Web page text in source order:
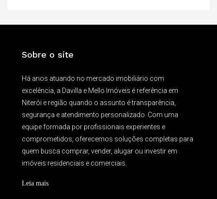
Sobre o site
Há anos atuando no mercado imobiliário com
excelência, a Davilla e Mello Imóveis é referência em
Niterói e região quando o assunto é transparência,
segurança e atendimento personalizado. Com uma
equipe formada por profissionais experientes e
comprometidos, oferecemos soluções completas para
quem busca comprar, vender, alugar ou investir em
imóveis residenciais e comerciais.
Leia mais